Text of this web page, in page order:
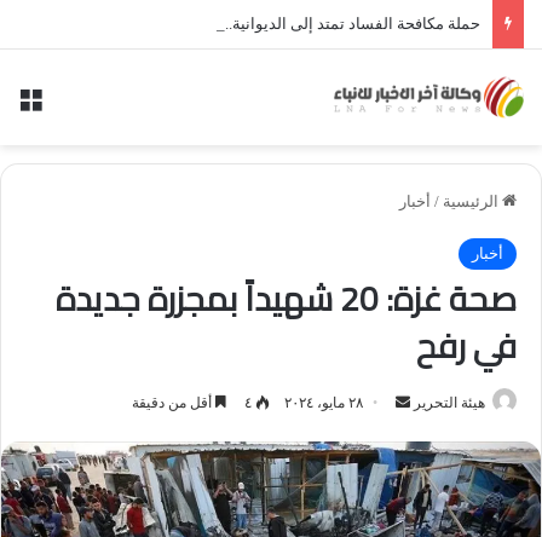
الرئيسية / أخبار
أخبار
صحة غزة: 20 شهيداً بمجزرة جديدة
في رفح
هيئة التحرير
أرسل
إلكترونيا
٢٨ مايو، ٢٠٢٤ ٤ أقل من دقيقة